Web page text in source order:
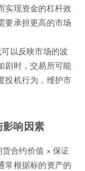
实现资金的杠杆效
要承担更高的市场
以反映市场的波
剧时，交易所可能
投机行为，维护市
响因素
合约价值 × 保证
常根据标的资产的